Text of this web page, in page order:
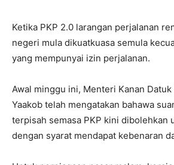
Ketika PKP 2.0 larangan perjalanan
negeri mula dikuatkuasa semula
yang mempunyai izin perjalanan.
Awal minggu ini, Menteri Kanan
Yaakob telah mengatakan bahawa
terpisah semasa PKP kini dibolehkan
dengan syarat mendapat kebenaran